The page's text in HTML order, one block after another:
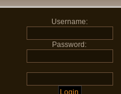
Username:
Password: